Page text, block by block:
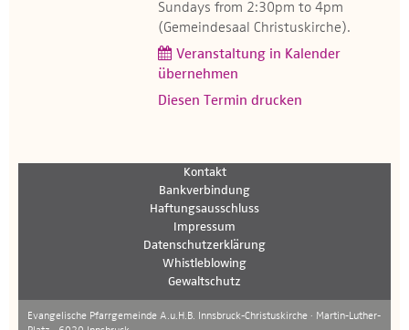
Sundays from 2:30pm to 4pm
(Gemeindesaal Christuskirche).
Veranstaltung in Kalender
übernehmen
Diesen Termin drucken
Kontakt
Bankverbindung
Haftungsausschluss
Impressum
Datenschutzerklärung
Whistleblowing
Gewaltschutz
Evangelische Pfarrgemeinde A.u.H.B. Innsbruck-Christuskirche · Martin-Luther-